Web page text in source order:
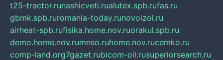
t25-tractor.runashicveti.rualutex.spb.rufas.ru
gbmk.spb.ruromania-today.runovoizol.ru
airheat-spb.rufisika.home.nov.ruorakul.spb.ru
demo.home.nov.rumnso.ruhome.nov.rucemko.ru
comp-land.org7gazet.rubicom-oil.rusuperiorsearch.ru